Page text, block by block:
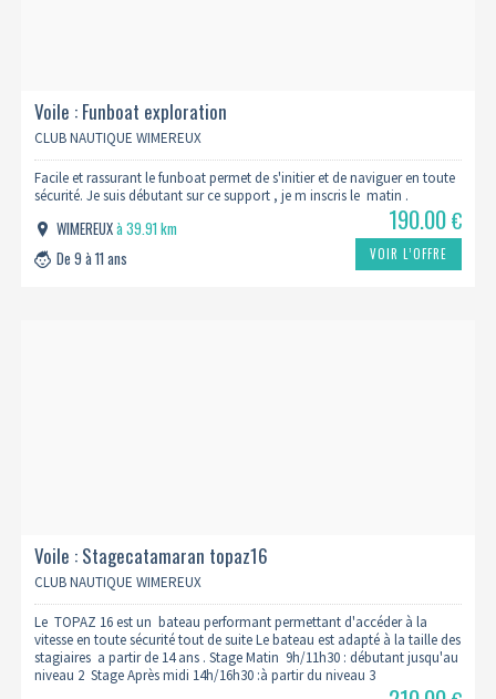
Voile : Funboat exploration
CLUB NAUTIQUE WIMEREUX
Facile et rassurant le funboat permet de s'initier et de naviguer en toute
sécurité. Je suis débutant sur ce support , je m inscris le matin .
WIMEREUXà 39.91 km
De 9 à 11 ans
190.00€
VOIR L’OFFRE
Voile : Stagecatamaran topaz16
CLUB NAUTIQUE WIMEREUX
Le TOPAZ 16 est un bateau performant permettant d'accéder à la
vitesse en toute sécurité tout de suite Le bateau est adapté à la taille des
stagiaires a partir de 14 ans . Stage Matin 9h/11h30 : débutant jusqu'au
niveau 2 Stage Après midi 14h/16h30 :à partir du niveau 3